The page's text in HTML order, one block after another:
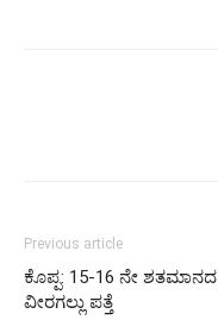
Previous article
ಕೊಪ್ಪ: 15-16 ನೇ ಶತಮಾನದ
ವೀರಗಲ್ಲು ಪತ್ತೆ